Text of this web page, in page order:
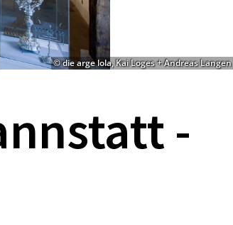
© die arge lola, Kai Loges + Andreas Langen
-